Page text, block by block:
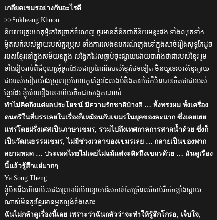
เกลียดเขมรอย่างกับอะไรดี
>>Sokheang Khuon
និយាយត្រូវហេតុអ្វីរកតែប្រាក់ចំណេញ ចូរមានគំនិតជាតិនិយមខ្លះផង ទាំងឈុតទាំង
ម៉ូតសក់របស់ម្ដាយរបស់តួរប្រុស ទាំងការលេងឧបករណ៍ភ្លេងនៅក្នុងសាច់រឿងសុទ្ធតែដូច
របស់ខ្មែរនៅក្នុងសម័យឧត្តុង លង្វែកដែលធ្លាប់ចុះផ្សាយដោយបារាំងថាជារបស់ខ្មែរ រួម
ទាំងរៀបរាប់ពិធីបុណ្យអុំទូកដែលជាប្រពៃណីរបស់ខ្មែរថែមទៀត មិនយូទេរបស់ខ្មែរក្លាយ
ជារបស់សៀមយ៉ាងស្រួលប្រហែលកូនខ្មែរដែលងប់និងតារាថៃក៏មិនបានគិតថាជារបស់
ខ្មែរដែរ ខ្ញុំមើលរឿងនេះហើយពិតជាសង្វេគណាស់
ทำไม่คิดถึงแต่ผลประโยชน์ มีความรักชาติบ้างสิ … ทั้งทรงผม ทั้งเครื่อง
ดนตรีในที่บรรเลยในเรื่องก็เหมือนกับเขมรในยุคของละแวก ซึ่งเคยเผย
แพร่โดยฝรั่งเศสเป็นภาษาเขมร, รวมไปถึงเทศกาลการสาดน้ำด้วย ซึ่งก็
เป็นวัฒนธรรมเขมร, ไม่มีช่วงเวลาของเขมรเลย … กลายเป็นของพวก
สยามหมด … ประเทศไทยไม่เคยไม่แม้แต่จะคิดถึงเขมรด้วย … ฉันดูเรื่อง
นี้แล้วรู้สึกแย่มากๆ
Ya Song Theng
ខ្ញុំមិននឹងហ៊ានមើលផងព្រោះបើមើលខ្លាចទើសកាន់តែច្រើនឈឺចាប់រឹតតែខ្លាំងស្ដាយ
ណាស់មិនគួរខ្មែរមានអ្នកល្ងង់ចឹងសោះ
ฉันไม่กล้าดูเรื่องนี้เลย เพราะว่าฉันกลัวว่าจะทำให้รู้สึกโกรธ, เจ็บใจ,